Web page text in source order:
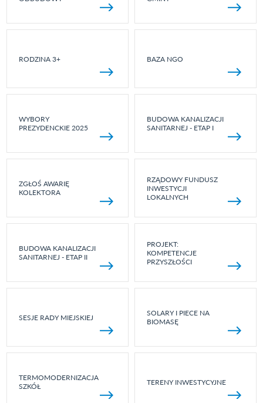
RODZINA 3+ BAZA NGO
WYBORY
PREZYDENCKIE 2025
BUDOWA KANALIZACJI
SANITARNEJ - ETAP I
ZGŁOŚ AWARIĘ
KOLEKTORA
RZĄDOWY FUNDUSZ
INWESTYCJI
LOKALNYCH
BUDOWA KANALIZACJI
SANITARNEJ - ETAP II
PROJEKT:
KOMPETENCJE
PRZYSZŁOŚCI
SESJE RADY MIEJSKIEJ
SOLARY I PIECE NA
BIOMASĘ
TERMOMODERNIZACJA
SZKÓŁ
TERENY INWESTYCYJNE